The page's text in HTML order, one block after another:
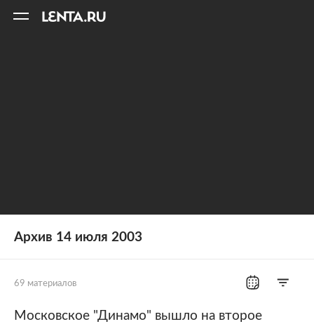
Архив 14 июля 2003
69 материалов
Все рубрики Россия
Московское "Динамо" вышло на второе